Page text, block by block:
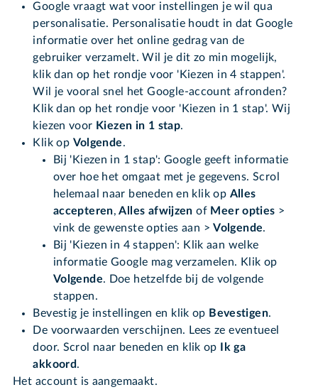
Google vraagt wat voor instellingen je wil qua
personalisatie. Personalisatie houdt in dat Google
informatie over het online gedrag van de
gebruiker verzamelt. Wil je dit zo min mogelijk,
klik dan op het rondje voor 'Kiezen in 4 stappen'.
Wil je vooral snel het Google-account afronden?
Klik dan op het rondje voor 'Kiezen in 1 stap'. Wij
kiezen voor Kiezen in 1 stap.
Klik op Volgende.
Bij 'Kiezen in 1 stap': Google geeft informatie
over hoe het omgaat met je gegevens. Scrol
helemaal naar beneden en klik op Alles
accepteren, Alles afwijzen ofMeer opties >
vink de gewenste opties aan >Volgende.
Bij 'Kiezen in 4 stappen': Klik aan welke
informatie Google mag verzamelen. Klik op
Volgende. Doe hetzelfde bij de volgende
stappen.
Bevestig je instellingen en klik op Bevestigen.
De voorwaarden verschijnen. Lees ze eventueel
door. Scrol naar beneden en klik op
Ik ga
akkoord.
Het account is aangemaakt.